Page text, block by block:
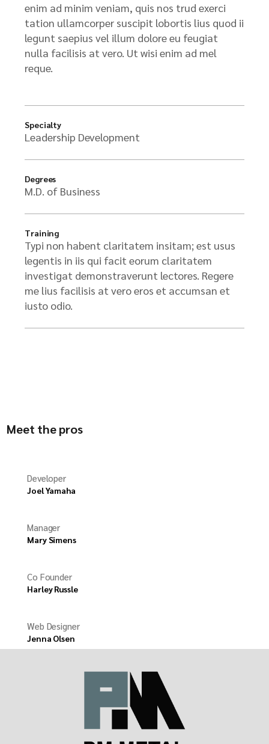
enim ad minim veniam, quis nos trud exerci
tation ullamcorper suscipit lobortis lius quod ii
legunt saepius vel illum dolore eu feugiat
nulla facilisis at vero. Ut wisi enim ad mel
reque.
Specialty
Leadership Development
Degrees
M.D. of Business
Training
Typi non habent claritatem insitam; est usus
legentis in iis qui facit eorum claritatem
investigat demonstraverunt lectores. Regere
me lius facilisis at vero eros et accumsan et
iusto odio.
Meet the pros
Developer
Joel Yamaha
Manager
Mary Simens
Co Founder
Harley Russle
Web Designer
Jenna Olsen